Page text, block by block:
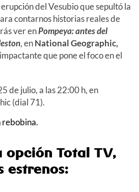
del Vesubio que sepultó la
contarnos historias reales de
ver enPompeya: antes del
, enNational Geographic,
que pone el foco en el
de julio, a las 22:00 h, en
(dial 71).
rebobina.
opción Total TV,
estrenos: